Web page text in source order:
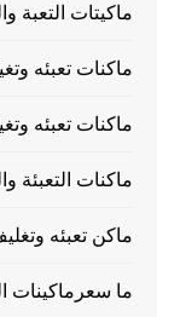
ماكيتات التعبة
ماكنات تعبئه
ماكنات تعبئه
ماكنات التعبئة
ماكن تعبئه
ما سعرماكينات